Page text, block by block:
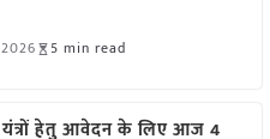
5 min read
यंत्रों हेतु आवेदन के लिए आज 4